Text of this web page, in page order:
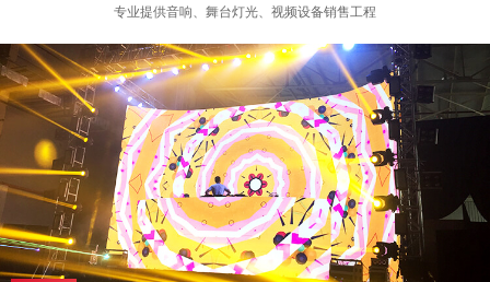
专业提供音响、舞台灯光、视频设备销售工程